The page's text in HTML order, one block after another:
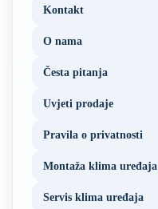
Kontakt
O nama
Česta pitanja
Uvjeti prodaje
Pravila o privatnosti
Montaža klima uređaja
Servis klima uređaja